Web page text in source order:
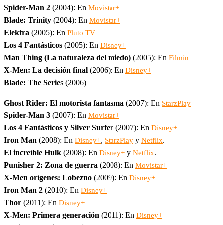
Spider-Man 2 (2004): En Movistar+
Blade: Trinity (2004): En Movistar+
Elektra (2005): En Pluto TV
Los 4 Fantásticos (2005): En Disney+
Man Thing (La naturaleza del miedo) (2005): En Filmin
X-Men: La decisión final (2006): En Disney+
Blade: The Series (2006)
Ghost Rider: El motorista fantasma (2007): En StarzPlay
Spider-Man 3 (2007): En Movistar+
Los 4 Fantásticos y Silver Surfer (2007): En Disney+
Iron Man (2008): En Disney+, StarzPlay y Netflix.
El increíble Hulk (2008): En Disney+ y Netflix.
Punisher 2: Zona de guerra (2008): En Movistar+
X-Men orígenes: Lobezno (2009): En Disney+
Iron Man 2 (2010): En Disney+
Thor (2011): En Disney+
X-Men: Primera generación (2011): En Disney+